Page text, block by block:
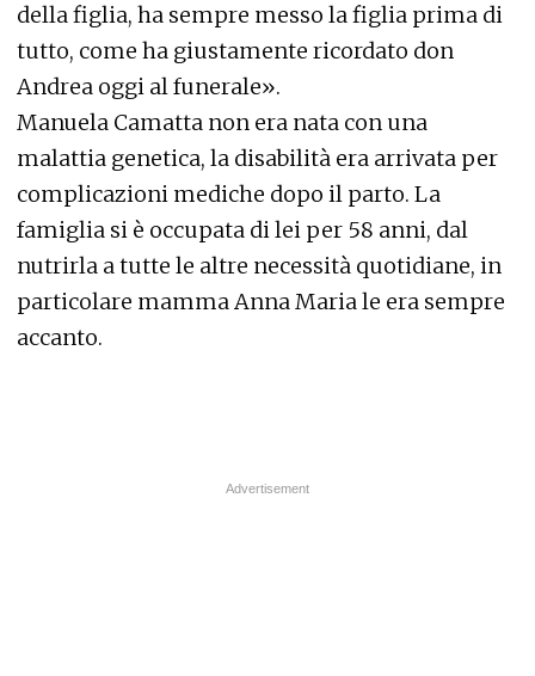
della figlia, ha sempre messo la figlia prima di
tutto, come ha giustamente ricordato don
Andrea oggi al funerale».
Manuela Camatta non era nata con una
malattia genetica, la disabilità era arrivata per
complicazioni mediche dopo il parto. La
famiglia si è occupata di lei per 58 anni, dal
nutrirla a tutte le altre necessità quotidiane, in
particolare mamma Anna Maria le era sempre
accanto.